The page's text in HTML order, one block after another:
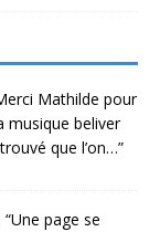
Mathilde pour
musique beliver
que l’on…”
“Une page se